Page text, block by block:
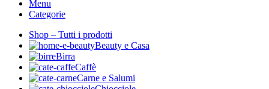
Menu
Categorie
Shop – Tutti i prodotti
Beauty e Casa
Birra
Caffè
Carne e Salumi